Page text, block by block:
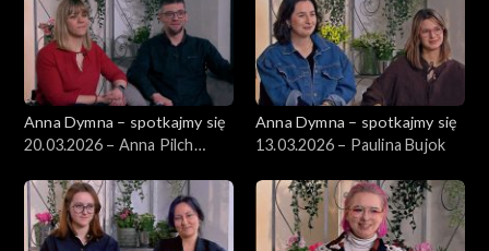
Anna Dymna – spotkajmy się
20.03.2026 – Anna Pilch
Anna Dymna – spotkajmy się
13.03.2026 – Paulina Bujok